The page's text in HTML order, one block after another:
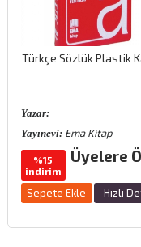
Türkçe Sözlük Plastik
Yazar:
Yayınevi:Ema Kitap
%15
indirim
Üyelere
Sepete Ekle Hızlı